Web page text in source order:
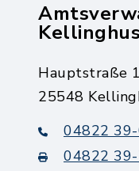
Hauptstraße
25548
04822
04822